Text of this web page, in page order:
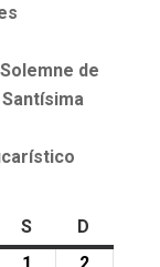
de
Ssábado
D
1
22